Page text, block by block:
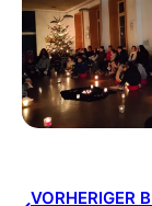
VORHERIGER